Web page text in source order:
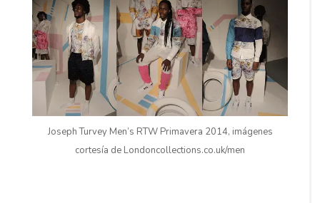
Joseph Turvey Men’s RTW Primavera 2014, imágenes
cortesía de Londoncollections.co.uk/men